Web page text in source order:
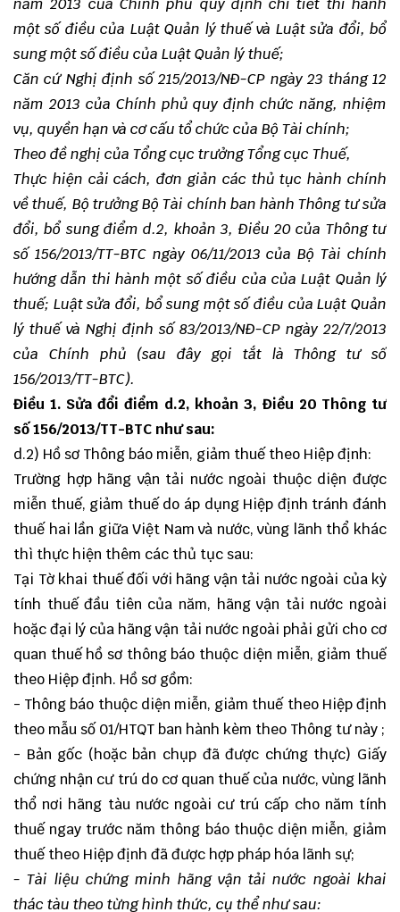
năm 2013 của Chính phủ quy định chi tiết thi hành
một số điều của Luật Quản lý thuế và Luật sửa đổi, bổ
sung một số điều của Luật Quản lý thuế;
Căn cứ Nghị định số 215/2013/NĐ-CP ngày 23 tháng 12
năm 2013 của Chính phủ quy định chức năng, nhiệm
vụ, quyền hạn và cơ cấu tổ chức của Bộ Tài chính;
Theo đề nghị của Tổng cục trưởng Tổng cục Thuế,
Thực hiện cải cách, đơn giản các thủ tục hành chính
về thuế, Bộ trưởng Bộ Tài chính ban hành Thông tư sửa
đổi, bổ sung điểm d.2, khoản 3, Điều 20 của Thông tư
số 156/2013/TT-BTC ngày 06/11/2013 của Bộ Tài chính
hướng dẫn thi hành một số điều của của Luật Quản lý
thuế; Luật sửa đổi, bổ sung một số điều của Luật Quản
lý thuế và Nghị định số 83/2013/NĐ-CP ngày 22/7/2013
của Chính phủ (sau đây gọi tắt là Thông tư số
156/2013/TT-BTC).
Điều 1. Sửa đổi điểm d.2, khoản 3, Điều 20 Thông tư
số 156/2013/TT-BTC như sau:
d.2) Hồ sơ Thông báo miễn, giảm thuế theo Hiệp định:
Trường hợp hãng vận tải nước ngoài thuộc diện được
miễn thuế, giảm thuế do áp dụng Hiệp định tránh đánh
thuế hai lần giữa Việt Nam và nước, vùng lãnh thổ khác
thì thực hiện thêm các thủ tục sau:
Tại Tờ khai thuế đối với hãng vận tải nước ngoài của kỳ
tính thuế đầu tiên của năm, hãng vận tải nước ngoài
hoặc đại lý của hãng vận tải nước ngoài phải gửi cho cơ
quan thuế hồ sơ thông báo thuộc diện miễn, giảm thuế
theo Hiệp định. Hồ sơ gồm:
- Thông báo thuộc diện miễn, giảm thuế theo Hiệp định
theo mẫu số 01/HTQT ban hành kèm theo Thông tư này ;
- Bản gốc (hoặc bản chụp đã được chứng thực) Giấy
chứng nhận cư trú do cơ quan thuế của nước, vùng lãnh
thổ nơi hãng tàu nước ngoài cư trú cấp cho năm tính
thuế ngay trước năm thông báo thuộc diện miễn, giảm
thuế theo Hiệp định đã được hợp pháp hóa lãnh sự;
- Tài liệu chứng minh hãng vận tải nước ngoài khai
thác tàu theo từng hình thức, cụ thể như sau: